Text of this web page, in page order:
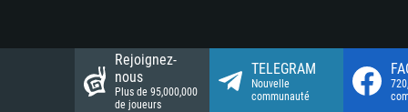
Rejoignez-
nous
Plus de 95,000,000
de joueurs
TELEGRAM
Nouvelle
communauté